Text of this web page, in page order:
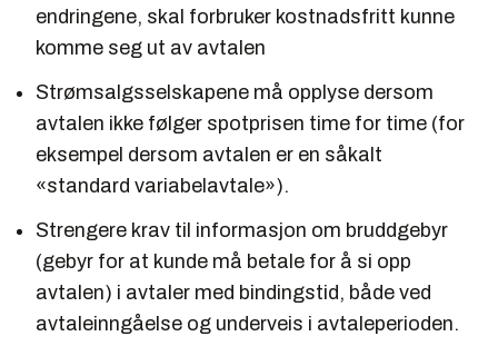
endringene, skal forbruker kostnadsfritt kunne
komme seg ut av avtalen
Strømsalgsselskapene må opplyse dersom
avtalen ikke følger spotprisen time for time (for
eksempel dersom avtalen er en såkalt
«standard variabelavtale»).
Strengere krav til informasjon om bruddgebyr
(gebyr for at kunde må betale for å si opp
avtalen) i avtaler med bindingstid, både ved
avtaleinngåelse og underveis i avtaleperioden.